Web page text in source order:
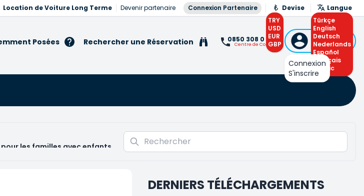
Location de Voiture Long Terme Devenir partenaire Connexion Partenaire
Devise
TRY
USD
EUR
GBP
Langue
Türkçe
English
Deutsch
Nederlands
Español
Français
Arabic
Posées Rechercher une Réservation 0850 308 0 308
Centre de Contact
Connexion
ou S'inscrire
Connexion
S'inscrire
les familles avec enfants
DERNIERS TÉLÉCHARGEMENTS